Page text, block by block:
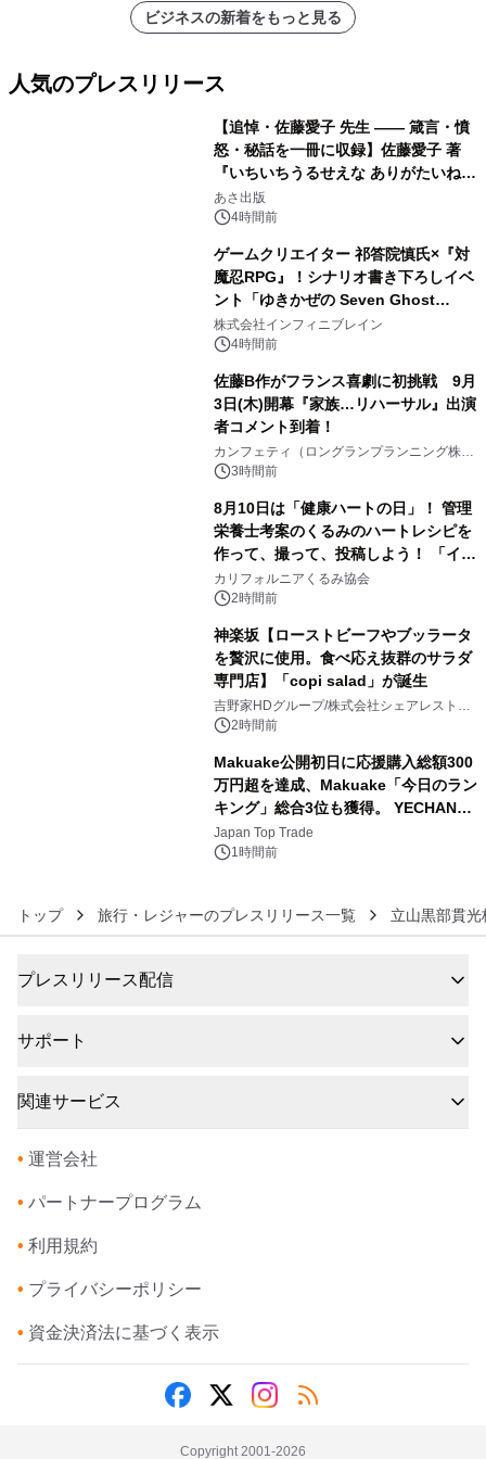
ビジネスの新着をもっと見る
人気のプレスリリース
【追悼・佐藤愛子 先生 —— 箴言・憤
怒・秘話を一冊に収録】佐藤愛子 著
『いちいちうるせえな ありがたいね』
2026年8月24日（月）発売
あさ出版
4時間前
ゲームクリエイター 祁答院慎氏×『対
魔忍RPG』！シナリオ書き下ろしイベ
ント「ゆきかぜの Seven Ghost
Stories」特設サイト＆特別動画を公
開！
株式会社インフィニブレイン
4時間前
佐藤B作がフランス喜劇に初挑戦 9月
3日(木)開幕『家族…リハーサル』出演
者コメント到着！
カンフェティ（ロングランプランニング株式
会社）
3時間前
8月10日は「健康ハートの日」！ 管理
栄養士考案のくるみのハートレシピを
作って、撮って、投稿しよう！ 「イン
スタグラムフォトコンテスト」 8月
10日(月)よりスタート
カリフォルニアくるみ協会
2時間前
神楽坂【ローストビーフやブッラータ
を贅沢に使用。食べ応え抜群のサラダ
専門店】「copi salad」が誕生
吉野家HDグループ/株式会社シェアレストラ
ン 2時間前
Makuake公開初日に応援購入総額300
万円超を達成、Makuake「今日のラン
キング」総合3位も獲得。 YECHAN音
浴シンギングボウル第2弾の大型サイ
ズ（XL・2XL・3XL）を先行販売中
Japan Top Trade
1時間前
トップ 旅行・レジャーのプレスリリース一覧 立山黒部貫光
プレスリリース配信
サポート
関連サービス
• 運営会社
• パートナープログラム
• 利用規約
• プライバシーポリシー
• 資金決済法に基づく表示
Copyright 2001-2026